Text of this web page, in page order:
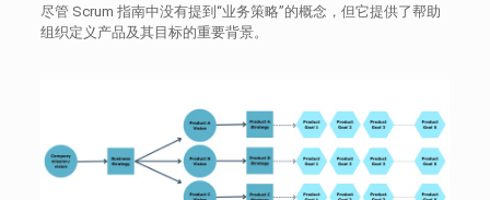
尽管 Scrum 指南中没有提到“业务策略”的概念，但它提供了帮助
组织定义产品及其目标的重要背景。